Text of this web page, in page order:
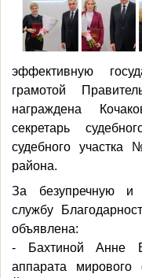
эффективную
грамотой
награждена
секретарь
судебного участка
района.
За безупречную и
службу
объявлена:
- Бахтиной Анне
аппарата